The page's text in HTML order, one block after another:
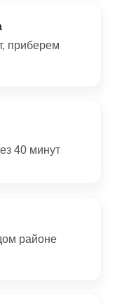
приберем
40 минут
районе